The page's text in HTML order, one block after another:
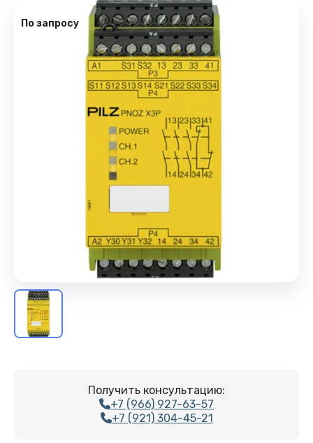
По запросу
Получить консультацию:
+7 (966) 927-63-57
+7 (921) 304-45-21